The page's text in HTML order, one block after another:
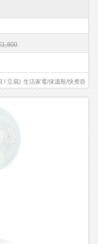
1,800
生活家電/保溫瓶/快煮壺
/ 立扇)